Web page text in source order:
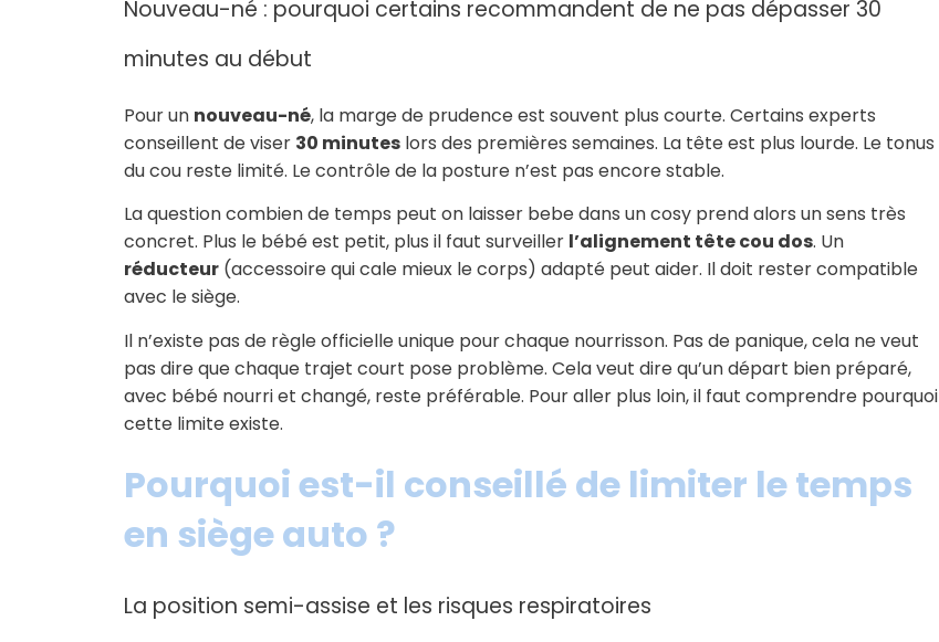
Nouveau-né : pourquoi certains recommandent de ne pas dépasser 30
minutes au début
Pour un nouveau-né, la marge de prudence est souvent plus courte. Certains experts
conseillent de viser 30 minutes lors des premières semaines. La tête est plus lourde. Le tonus
du cou reste limité. Le contrôle de la posture n’est pas encore stable.
La question combien de temps peut on laisser bebe dans un cosy prend alors un sens très
concret. Plus le bébé est petit, plus il faut surveiller l’alignement tête cou dos. Un
réducteur (accessoire qui cale mieux le corps) adapté peut aider. Il doit rester compatible
avec le siège.
Il n’existe pas de règle officielle unique pour chaque nourrisson. Pas de panique, cela ne veut
pas dire que chaque trajet court pose problème. Cela veut dire qu’un départ bien préparé,
avec bébé nourri et changé, reste préférable. Pour aller plus loin, il faut comprendre pourquoi
cette limite existe.
Pourquoi est-il conseillé de limiter le temps
en siège auto ?
La position semi-assise et les risques respiratoires